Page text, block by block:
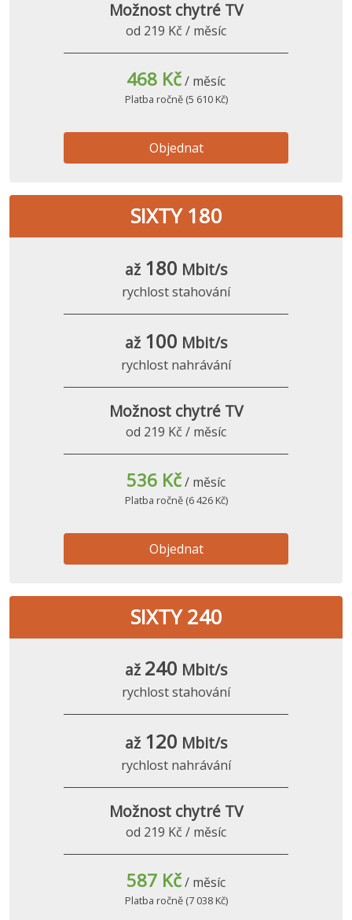
Možnost chytré TV
od 219 Kč / měsíc
468 Kč/ měsíc
Platba ročně (5 610 Kč)
Objednat
SIXTY 180
až 180 Mbit/s
rychlost stahování
až 100 Mbit/s
rychlost nahrávání
Možnost chytré TV
od 219 Kč / měsíc
536 Kč/ měsíc
Platba ročně (6 426 Kč)
Objednat
SIXTY 240
až 240 Mbit/s
rychlost stahování
až 120 Mbit/s
rychlost nahrávání
Možnost chytré TV
od 219 Kč / měsíc
587 Kč/ měsíc
Platba ročně (7 038 Kč)